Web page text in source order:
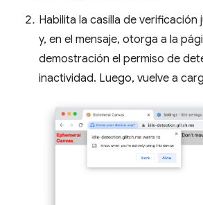
Habilita la casilla de verificación
y, en el mensaje, otorga a la
demostración el permiso de
inactividad. Luego, vuelve a